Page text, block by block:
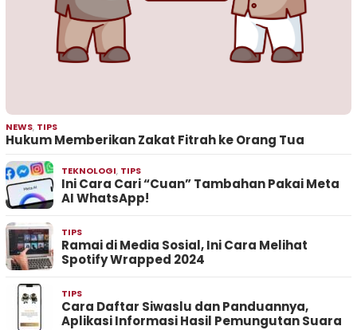
NEWS, TIPS
Hukum Memberikan Zakat Fitrah ke Orang Tua
TEKNOLOGI, TIPS
Ini Cara Cari “Cuan” Tambahan Pakai Meta
AI WhatsApp!
TIPS
Ramai di Media Sosial, Ini Cara Melihat
Spotify Wrapped 2024
TIPS
Cara Daftar Siwaslu dan Panduannya,
Aplikasi Informasi Hasil Pemungutan Suara